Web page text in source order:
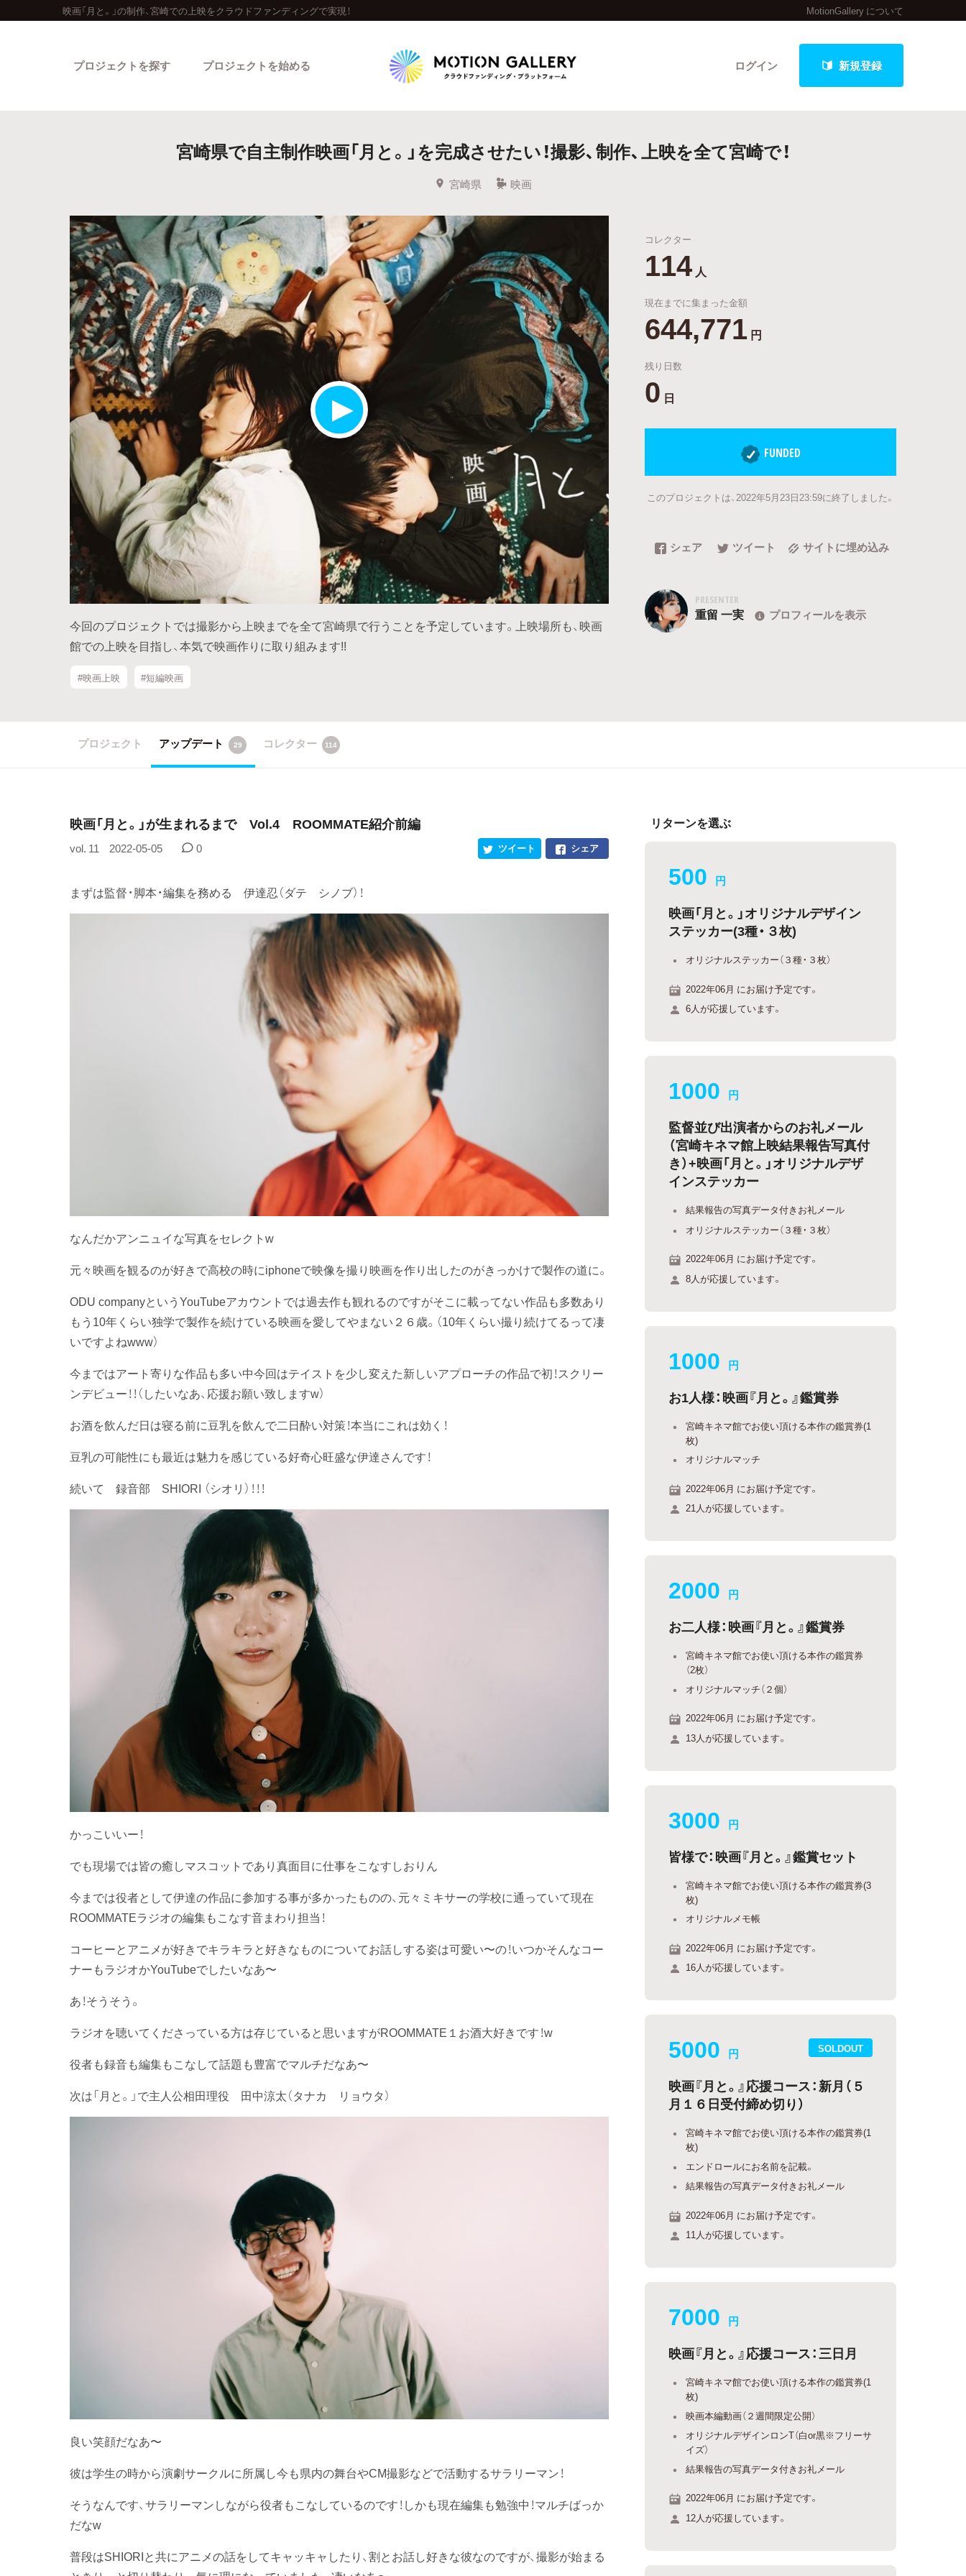
映画「月と。」の制作、宮崎での上映をクラウドファンディングで実現！ MotionGallery について
ログイン 新規登録
プロジェクトを探す
人気のプロジェクト 新着プロジェクト 終了間近のプロジェクト
Feature
カテゴリーから探す タグから探す キュレーターから探す 最新進捗報告から探す
Legendary
最新達成プロジェクト 調達額が大きいプロジェクト
プロジェクトを始める
宮崎県で自主制作映画「月と。」を完成させたい！撮影、制作、上映を全て宮崎で！
宮崎県 映画
今回のプロジェクトでは撮影から上映までを全て宮崎県で行うことを予定しています。上映場所も、映画
館での上映を目指し、本気で映画作りに取り組みます!!
#映画上映 #短編映画
コレクター
114 人
現在までに集まった金額
644,771 円
残り日数
0 日
FUNDED
このプロジェクトは、2022年5月23日23:59に終了しました。
シェア ツイート サイトに埋め込み
PRESENTER
重留 一実 プロフィールを表示
プロジェクト アップデート 29 コレクター 114
映画「月と。」が生まれるまで Vol.4 ROOMMATE紹介前編
vol. 11 2022-05-05 0 シェア
ツイート
まずは監督・脚本・編集を務める 伊達忍（ダテ シノブ）！
なんだかアンニュイな写真をセレクトw
元々映画を観るのが好きで高校の時にiphoneで映像を撮り映画を作り出したのがきっかけで製作の道に。
ODU companyというYouTubeアカウントでは過去作も観れるのですがそこに載ってない作品も多数あり
もう10年くらい独学で製作を続けている映画を愛してやまない２６歳。（10年くらい撮り続けてるって凄
いですよねwww）
今まではアート寄りな作品も多い中今回はテイストを少し変えた新しいアプローチの作品で初！スクリー
ンデビュー！！（したいなあ、応援お願い致しますw）
お酒を飲んだ日は寝る前に豆乳を飲んで二日酔い対策！本当にこれは効く！
豆乳の可能性にも最近は魅力を感じている好奇心旺盛な伊達さんです！
続いて 録音部 SHIORI （シオリ）！！！
かっこいいー！
でも現場では皆の癒しマスコットであり真面目に仕事をこなすしおりん
今までは役者として伊達の作品に参加する事が多かったものの、元々ミキサーの学校に通っていて現在
ROOMMATEラジオの編集もこなす音まわり担当！
コーヒーとアニメが好きでキラキラと好きなものについてお話しする姿は可愛い〜の！いつかそんなコー
ナーもラジオかYouTubeでしたいなあ〜
あ！そうそう。
ラジオを聴いてくださっている方は存じていると思いますがROOMMATE１お酒大好きです！w
役者も録音も編集もこなして話題も豊富でマルチだなあ〜
次は「月と。」で主人公相田理役 田中涼太（タナカ リョウタ）
良い笑顔だなあ〜
彼は学生の時から演劇サークルに所属し今も県内の舞台やCM撮影などで活動するサラリーマン！
そうなんです、サラリーマンしながら役者もこなしているのです！しかも現在編集も勉強中！マルチばっか
だなw
普段はSHIORIと共にアニメの話をしてキャッキャしたり、割とお話し好きな彼なのですが、撮影が始まる
リターンを選ぶ
500 円
映画「月と。」オリジナルデザイン
ステッカー(3種・３枚)
オリジナルステッカー（３種・３枚）
2022年06月 にお届け予定です。
6人が応援しています。
1000 円
監督並び出演者からのお礼メール
（宮崎キネマ館上映結果報告写真付
き）+映画「月と。」オリジナルデザ
インステッカー
結果報告の写真データ付きお礼メール
オリジナルステッカー（３種・３枚）
2022年06月 にお届け予定です。
8人が応援しています。
1000 円
お1人様：映画『月と。』鑑賞券
宮崎キネマ館でお使い頂ける本作の鑑賞券(1
枚)
オリジナルマッチ
2022年06月 にお届け予定です。
21人が応援しています。
2000 円
お二人様：映画『月と。』鑑賞券
宮崎キネマ館でお使い頂ける本作の鑑賞券
（2枚）
オリジナルマッチ（２個）
2022年06月 にお届け予定です。
13人が応援しています。
3000 円
皆様で：映画『月と。』鑑賞セット
宮崎キネマ館でお使い頂ける本作の鑑賞券(3
枚)
オリジナルメモ帳
2022年06月 にお届け予定です。
16人が応援しています。
SOLDOUT
5000 円
映画『月と。』応援コース：新月（５
月１６日受付締め切り）
宮崎キネマ館でお使い頂ける本作の鑑賞券(1
枚)
エンドロールにお名前を記載。
結果報告の写真データ付きお礼メール
2022年06月 にお届け予定です。
11人が応援しています。
7000 円
映画『月と。』応援コース：三日月
宮崎キネマ館でお使い頂ける本作の鑑賞券(1
枚)
映画本編動画（２週間限定公開）
オリジナルデザインロンT（白or黒※フリーサ
イズ）
結果報告の写真データ付きお礼メール
2022年06月 にお届け予定です。
12人が応援しています。